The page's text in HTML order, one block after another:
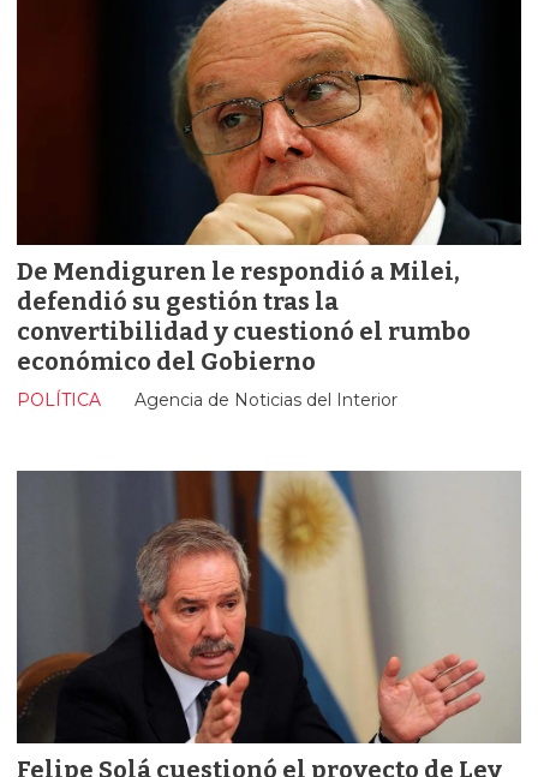
De Mendiguren le respondió a Milei,
defendió su gestión tras la
convertibilidad y cuestionó el rumbo
económico del Gobierno
Agencia de Noticias del Interior
POLÍTICA
Felipe Solá cuestionó el proyecto de Ley